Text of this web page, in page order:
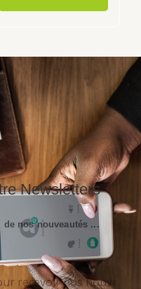
Newsletters
nos nouveautés ...